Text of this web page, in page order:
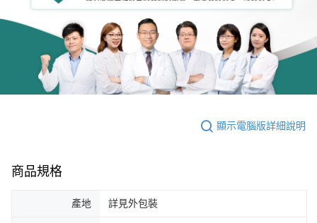
顯示電腦版詳細說明
商品規格
產地 詳見外包裝